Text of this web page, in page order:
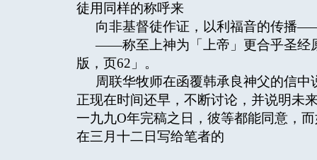
徒用同样的称呼来
向非基督徒作证，以利福音的传播
——称至上神为「上帝」更合乎圣经
版，页62」。
周联华牧师在函覆韩承良神父的信
正现在时间还早，不断讨论，并说明未
一九九O年完稿之日，彼等都能同意，
在三月十二日写给笔者的